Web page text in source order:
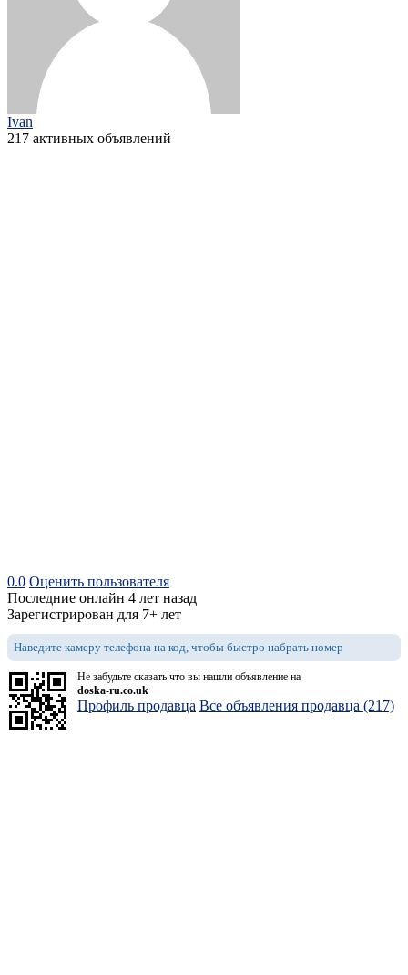
Ivan
217 активных объявлений
0.0 Оценить пользователя
Последние онлайн 4 лет назад
Зарегистрирован для 7+ лет
Наведите камеру телефона на код, чтобы быстро набрать номер
Не забудьте сказать что вы нашли объявление на
doska-ru.co.uk
Профиль продавца Все объявления продавца (217)